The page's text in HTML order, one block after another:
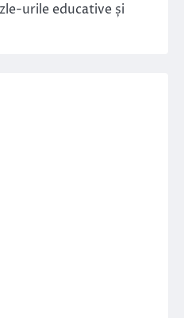
urile educative și